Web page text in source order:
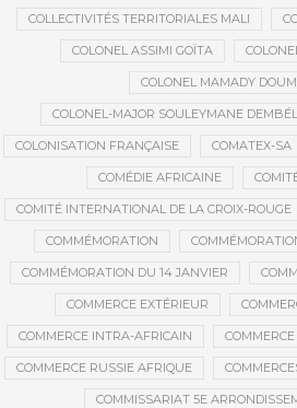
COLLECTIVITÉS TERRITORIALES MALI
COLONEL ASSIMI GOÏTA
COLONEL MAMADY
COLONEL-MAJOR SOULEYMANE
COLONISATION FRANÇAISE COMATEX-SA
COMÉDIE AFRICAINE
COMITÉ INTERNATIONAL DE LA CROIX-ROUGE
COMMÉMORATION
COMMÉMORATION DU 14 JANVIER
COMMERCE EXTÉRIEUR
COMMERCE INTRA-AFRICAIN
COMMERCE RUSSIE AFRIQUE
COMMISSARIAT 5E